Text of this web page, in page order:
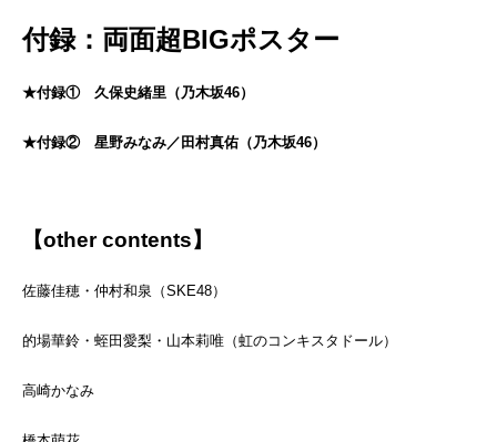
付録：両面超BIGポスター
★付録① 久保史緒里（乃木坂46）
★付録② 星野みなみ／田村真佑（乃木坂46）
【other contents】
佐藤佳穂・仲村和泉（SKE48）
的場華鈴・蛭田愛梨・山本莉唯（虹のコンキスタドール）
高崎かなみ